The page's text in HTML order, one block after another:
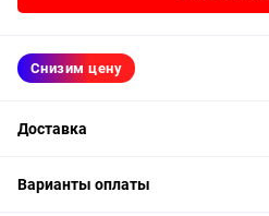
Снизим цену
Доставка
Варианты оплаты